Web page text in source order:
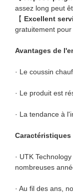
assez long peut
【 Excellent
gratuitement
Avantages de
· Le coussin
· Le produit est
· La tendance à
· UTK
nombreuses
· Au fil des ans,